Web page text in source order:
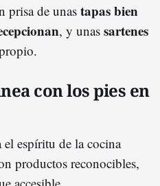
prisa de unas tapas bien
, y unas sartenes
con los pies en
espíritu de la cocina
productos reconocibles,